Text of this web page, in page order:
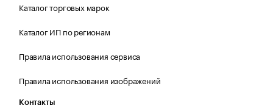
Каталог торговых марок
Каталог ИП по регионам
Правила использования сервиса
Правила использования изображений
Контакты